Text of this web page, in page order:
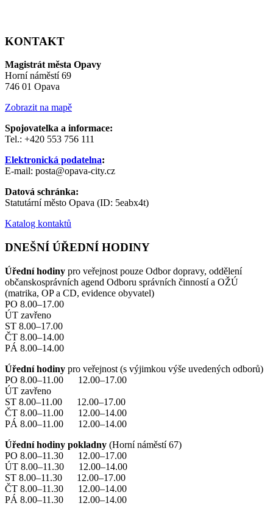
KONTAKT
Magistrát města Opavy
Horní náměstí 69
746 01 Opava
Zobrazit na mapě
Spojovatelka a informace:
Tel.: +420 553 756 111
Elektronická podatelna:
E-mail: posta@opava-city.cz
Datová schránka:
Statutární město Opava (ID: 5eabx4t)
Katalog kontaktů
DNEŠNÍ ÚŘEDNÍ HODINY
Úřední hodiny pro veřejnost pouze Odbor dopravy, oddělení
občanskosprávních agend Odboru správních činností a OŽÚ
(matrika, OP a CD, evidence obyvatel)
PO 8.00–17.00
ÚT zavřeno
ST 8.00–17.00
ČT 8.00–14.00
PÁ 8.00–14.00
Úřední hodiny pro veřejnost (s výjimkou výše uvedených odborů)
PO 8.00–11.00 12.00–17.00
ÚT zavřeno
ST 8.00–11.00 12.00–17.00
ČT 8.00–11.00 12.00–14.00
PÁ 8.00–11.00 12.00–14.00
Úřední hodiny pokladny (Horní náměstí 67)
PO 8.00–11.30 12.00–17.00
ÚT 8.00–11.30 12.00–14.00
ST 8.00–11.30 12.00–17.00
ČT 8.00–11.30 12.00–14.00
PÁ 8.00–11.30 12.00–14.00